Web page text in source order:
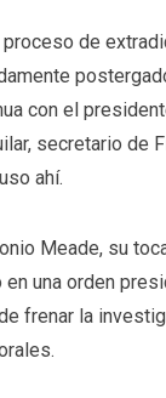
de
con el
secretario de
ahí.
Meade, su
una orden
frenar la